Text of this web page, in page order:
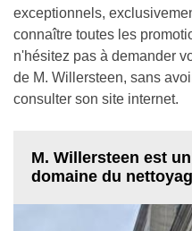
exceptionnels,
connaître toutes les
n'hésitez pas à demander
de M. Willersteen, sans
consulter son site internet.
M. Willersteen est
domaine du